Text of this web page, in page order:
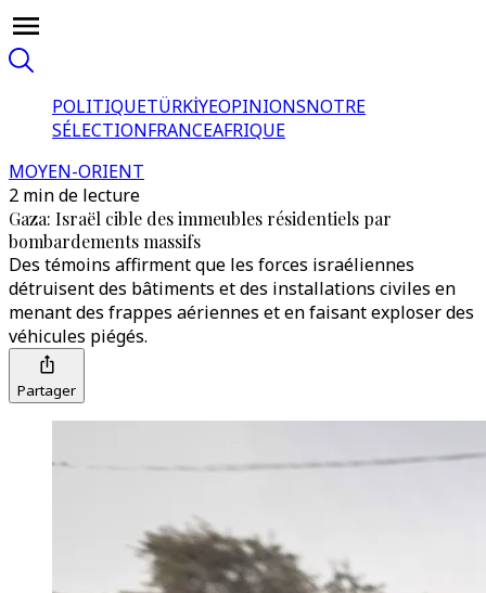
POLITIQUETÜRKİYEOPINIONSNOTRE
SÉLECTIONFRANCEAFRIQUE
MOYEN-ORIENT
2 min de lecture
Gaza: Israël cible des immeubles résidentiels par
bombardements massifs
Des témoins affirment que les forces israéliennes
détruisent des bâtiments et des installations civiles en
menant des frappes aériennes et en faisant exploser des
véhicules piégés.
Partager